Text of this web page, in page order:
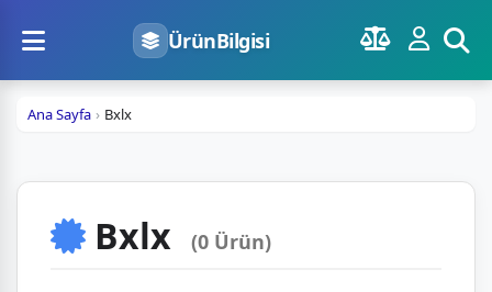
ÜrünBilgisi
Ana Sayfa Bxlx
Bxlx (0 Ürün)